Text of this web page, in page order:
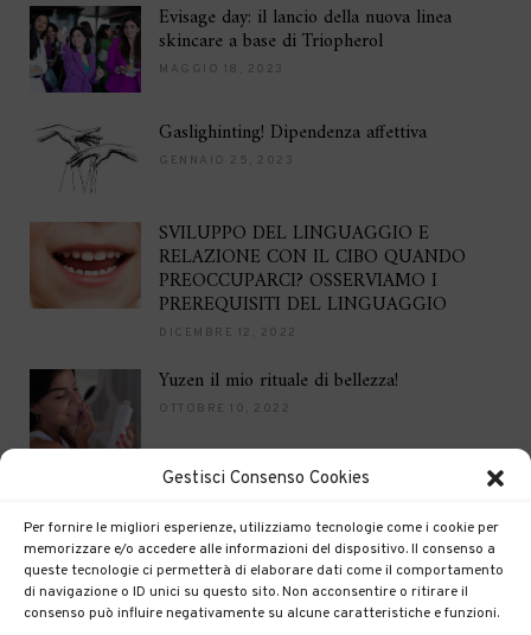
Gestisci Consenso Cookies
Per fornire le migliori esperienze, utilizziamo tecnologie come i cookie per
memorizzare e/o accedere alle informazioni del dispositivo. Il consenso a
queste tecnologie ci permetterà di elaborare dati come il comportamento
di navigazione o ID unici su questo sito. Non acconsentire o ritirare il
consenso può influire negativamente su alcune caratteristiche e funzioni.
Evisage day: il lancio della nuova linea
skincare a base di Triopherol
MAGGIO 18, 2023
Gaslighinting! Dipendenza affettiva
GENNAIO 25, 2023
SVILUPPO DEL LINGUAGGIO E
RELAZIONE CON IL CIBO QUANDO
PREOCCUPARCI? OSSERVIAMO I
PREREQUISITI DEL LINGUAGGIO
DICEMBRE 12, 2022
Yuzen il mio rituale di bellezza!
OTTOBRE 10, 2022
DICEMBRE 16, 2021